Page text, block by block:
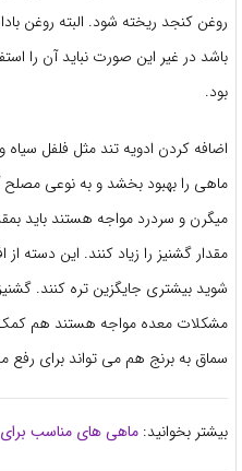
روغن کنجد ریخته شود. البته روغن
باشد در غیر این صورت نباید آن را
بود.
اضافه کردن ادویه تند مثل فلفل
ماهی را بهبود بخشد و به نوعی مصلح
میگرن و سردرد مواجه هستند باید
مقدار گشنیز را زیاد کنند. این دسته از
شوید بیشتری جایگزین تره کنند.
مشکلات معده مواجه هستند هم کمک
سماق به برنج هم می تواند برای
بیشتر بخوانید: ماهی های مناسب